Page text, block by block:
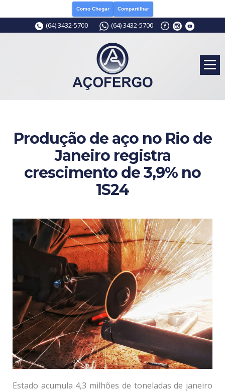
Como Chegar Compartilhar
(64) 3432-5700 (64) 3432-5700
Produção de aço no Rio de
Janeiro registra
crescimento de 3,9% no
1S24
Estado acumula 4,3 milhões de toneladas de janeiro